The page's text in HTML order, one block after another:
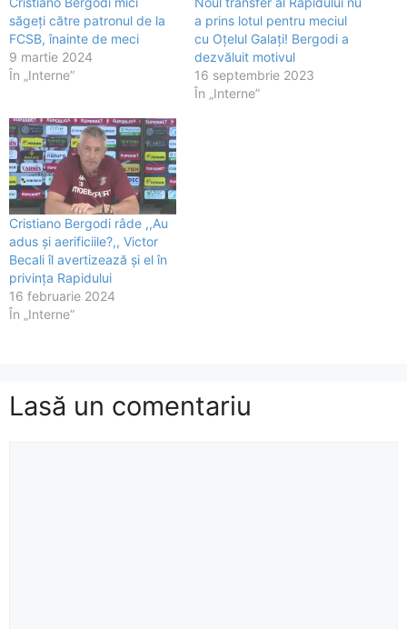
săgeți către patronul de la
FCSB, înainte de meci
9 martie 2024
În „Interne”
a prins lotul pentru meciul
cu Oțelul Galați! Bergodi a
dezvăluit motivul
16 septembrie 2023
În „Interne”
Cristiano Bergodi râde ,,Au
adus și aerificiile?,, Victor
Becali îl avertizează și el în
privința Rapidului
16 februarie 2024
În „Interne”
Lasă un comentariu